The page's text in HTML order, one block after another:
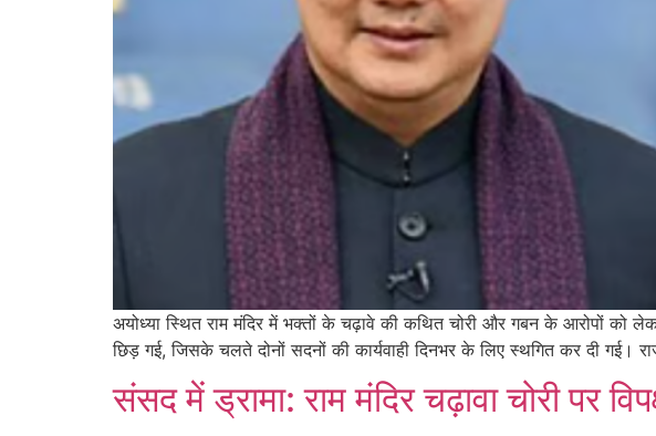
अयोध्या स्थित राम मंदिर में भक्तों के चढ़ावे की कथित चोरी और गबन के आरोपों को
छिड़ गई, जिसके चलते दोनों सदनों की कार्यवाही दिनभर के लिए स्थगित कर दी गई।
संसद में ड्रामा: राम मंदिर चढ़ावा चोरी पर